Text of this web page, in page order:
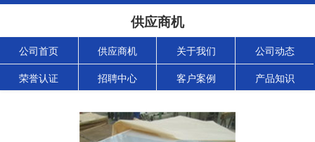
供应商机
公司首页 供应商机 关于我们 公司动态
荣誉认证 招聘中心 客户案例 产品知识